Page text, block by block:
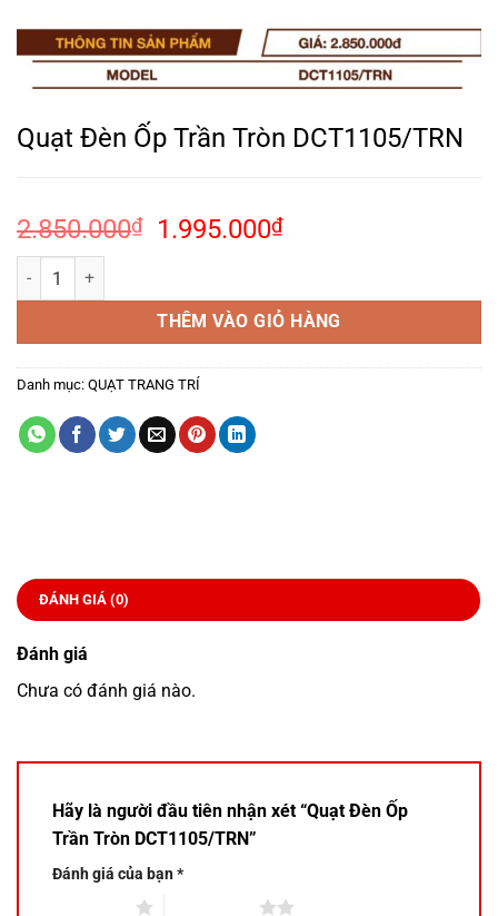
Quạt Đèn Ốp Trần Tròn DCT1105/TRN
2.850.000₫
Giá
2.850.000₫.
1.995.000₫Giá
là:
1.995.000₫.
Quạt Đèn Ốp Trần Tròn DCT1105/TRN số lượng
THÊM VÀO GIỎ HÀNG
Danh mục: QUẠT TRANG TRÍ
ĐÁNH GIÁ (0)
Đánh giá
Chưa có đánh giá nào.
Hãy là người đầu tiên nhận xét “Quạt Đèn Ốp
Trần Tròn DCT1105/TRN”
Đánh giá của bạn*